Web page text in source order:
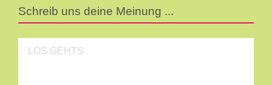
Schreib uns deine Meinung ...